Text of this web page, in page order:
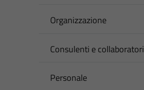
Organizzazione
Consulenti e collaboratori
Personale